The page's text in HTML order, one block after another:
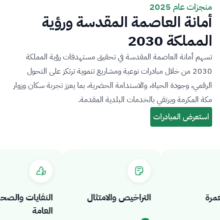
منجزات عام 2025
أمانة العاصمة المقدسة ورؤية
المملكة 2030
تسهم أمانة العاصمة المقدسة في تحقيق مستهدفات رؤية المملكة
2030 من خلال مبادرات نوعية ومشاريع تنموية ترتكز على التحول
الرقمي، وجودة الحياة، والاستدامة الحضرية، بما يعزز تجربة سكان وزوار
مكة المكرمة ويرتقي بالخدمات البلدية المقدمة.
النفايات والصحة
العامة
التراخيص والامتثال